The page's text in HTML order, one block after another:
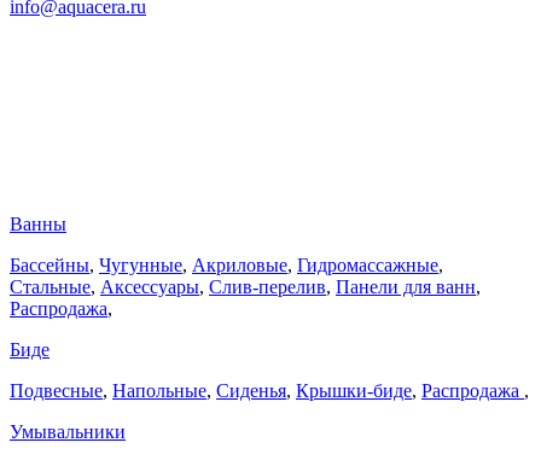
info@aquacera.ru
Ванны
Бассейны, Чугунные, Акриловые, Гидромассажные,
Стальные, Аксессуары, Слив-перелив, Панели для ванн,
Распродажа,
Биде
Подвесные, Напольные, Сиденья, Крышки-биде, Распродажа ,
Умывальники